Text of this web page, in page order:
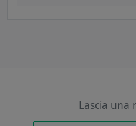
Lascia una